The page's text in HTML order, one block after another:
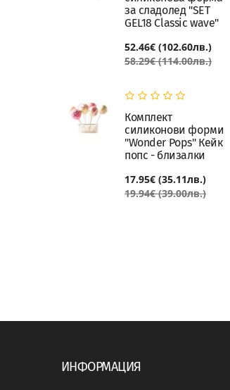
за сладолед "SET
GEL18 Classic wave"
52.46€ (102.60лв.)
58.29€ (114.00лв.)
Комплект
силиконови форми
"Wonder Pops" Кейк
попс - близалки
17.95€ (35.11лв.)
19.94€ (39.00лв.)
Релефно килимче Кафе
ИНФОРМАЦИЯ